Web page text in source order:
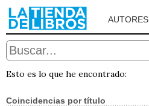
AUTORES
Esto es lo que he encontrado:
Coincidencias por título